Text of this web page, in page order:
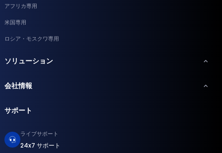
アフリカ専用
米国専用
ロシア・モスクワ専用
ソリューション
会社情報
サポート
ライブサポート
24x7 サポート